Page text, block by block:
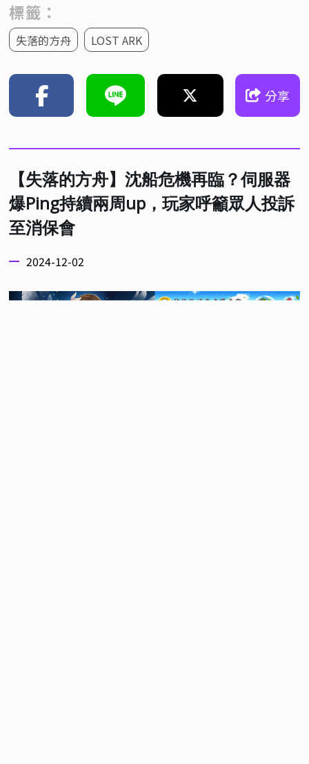
標籤：
失落的方舟 LOST ARK
分享
【失落的方舟】沈船危機再臨？伺服器
爆Ping持續兩周up，玩家呼籲眾人投訴
至消保會
2024-12-02